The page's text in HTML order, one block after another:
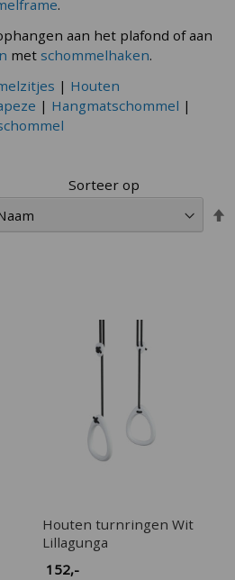
.
aan het plafond of aan
met schommelhaken.
| Houten
| Hangmatschommel |
Sorteer op
Houten turnringen Wit
Lillagunga
152,-